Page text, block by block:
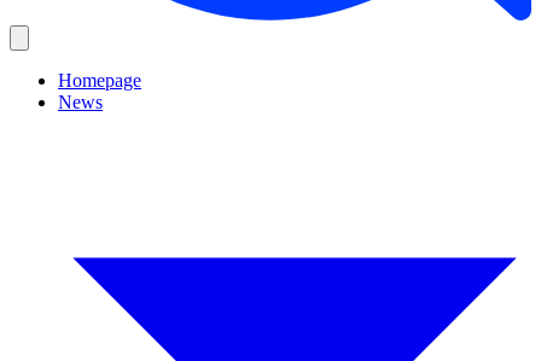
Homepage
News